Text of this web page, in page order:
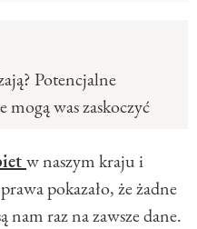
Potencjalne
was zaskoczyć
w naszym kraju i
pokazało, że żadne
nam raz na zawsze dane.